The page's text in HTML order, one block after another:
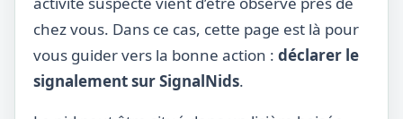
chez vous. Dans ce cas, cette page est là pour
vous guider vers la bonne action : déclarer le
signalement sur SignalNids.